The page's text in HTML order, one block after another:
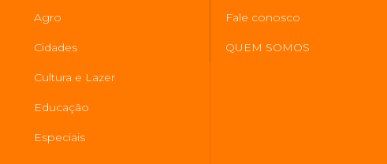
Agro
Cidades
Cultura e Lazer
Educação
Especiais
Fale conosco
QUEM SOMOS